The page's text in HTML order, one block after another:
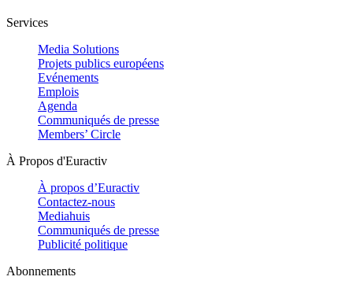
Services
Media Solutions
Projets publics européens
Evénements
Emplois
Agenda
Communiqués de presse
Members’ Circle
À Propos d'Euractiv
À propos d’Euractiv
Contactez-nous
Mediahuis
Communiqués de presse
Publicité politique
Abonnements